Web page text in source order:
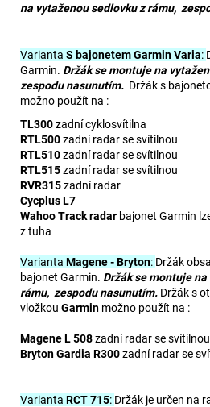
na vytaženou sedlovku z rámu,
Varianta S bajonetem Garmin Varia:
Garmin. Držák se montuje na
zespodu nasunutím. Držák s
možno použít na :
TL300zadní cyklosvítilna
RTL500zadní radar se svítilnou
RTL510zadní radar se svítilnou
RTL515zadní radar se svítilnou
RVR315zadní radar
Cycplus L7
Wahoo Track radar bajonet Garmin
z tuha
Varianta Magene - Bryton: Držák
bajonet Garmin. Držák se montuje
rámu, zespodu nasunutím. Držák s
vložkou Garmin možno použít na :
Magene L 508zadní radar se svítilnou
Bryton Gardia R300zadní radar se
Varianta RCT 715: Držák je určen na